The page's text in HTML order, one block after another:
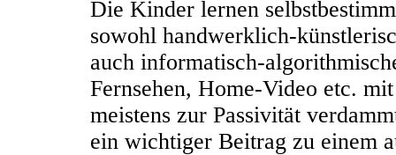
Die Kinder lernen
sowohl handwerklich-
auch informatisch-
Fernsehen, Home-Video etc.
meistens zur Passivität
ein wichtiger Beitrag zu einem